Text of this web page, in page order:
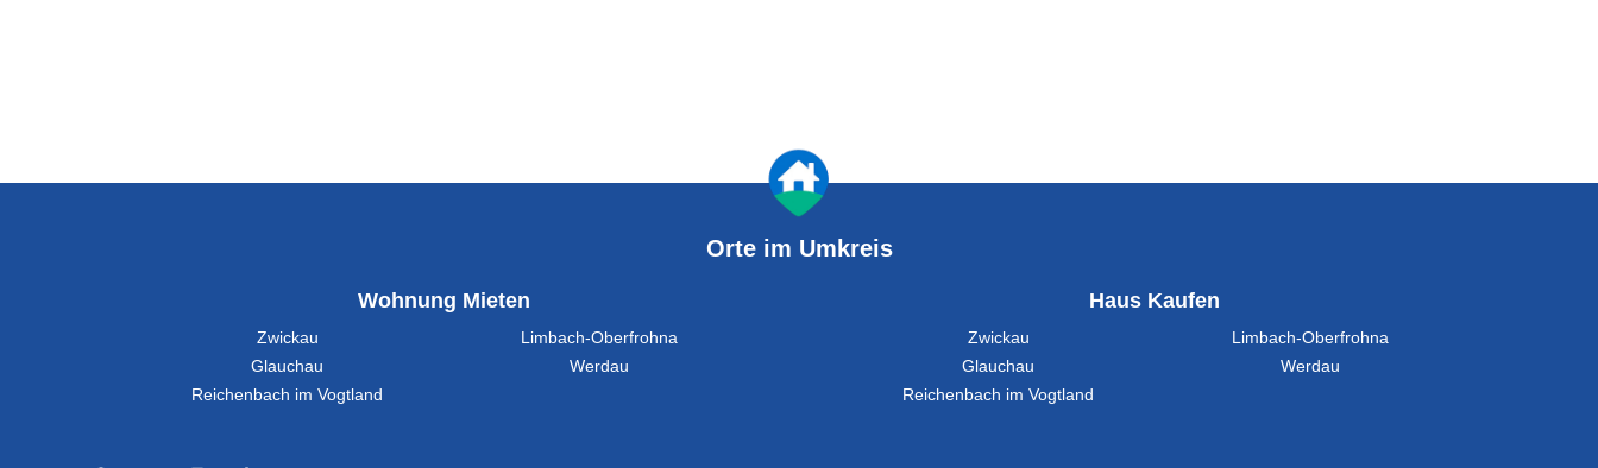
Orte im Umkreis
Wohnung Mieten
Zwickau
Limbach-Oberfrohna
Glauchau
Werdau
Reichenbach im Vogtland
Haus Kaufen
Zwickau
Limbach-Oberfrohna
Glauchau
Werdau
Reichenbach im Vogtland